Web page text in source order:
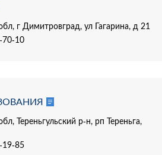
г Димитровград, ул Гагарина, д 21
70-10
Тереньгульский р-н, рп Тереньга,
19-85